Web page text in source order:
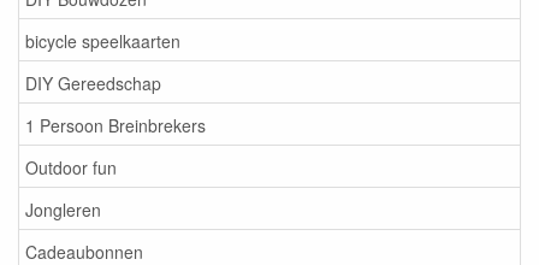
bicycle speelkaarten
DIY Gereedschap
1 Persoon Breinbrekers
Outdoor fun
Jongleren
Cadeaubonnen